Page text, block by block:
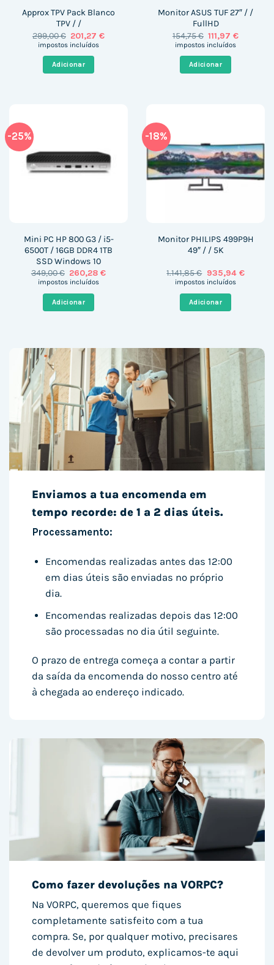
Approx TPV Pack Blanco
TPV / /
299,00€ O
preço
era:
299,00 €.
201,27€O
impostos incluídos
Adicionar
Monitor ASUS TUF 27″ / /
FullHD
154,75€ O
preço
era:
154,75 €.
111,97€O
impostos incluídos
Adicionar
-25%
Mini PC HP 800 G3 / i5-
6500T / 16GB DDR4 1TB
SSD Windows 10
349,00€ O
preço
349,00 €.
260,28€O
impostos incluídos
Adicionar
-18%
Monitor PHILIPS 499P9H
49″ / / 5K
1.141,85€ O
preço
1.141,85 €.
935,94 €O
impostos incluídos
Adicionar
Enviamos a tua encomenda em
tempo recorde: de 1 a 2 dias úteis.
Processamento:
Encomendas realizadas antes das 12:00
em dias úteis são enviadas no próprio
dia.
Encomendas realizadas depois das 12:00
são processadas no dia útil seguinte.
O prazo de entrega começa a contar a partir
da saída da encomenda do nosso centro até
à chegada ao endereço indicado.
Como fazer devoluções na VORPC?
Na VORPC, queremos que fiques
completamente satisfeito com a tua
compra. Se, por qualquer motivo, precisares
de devolver um produto, explicamos-te aqui